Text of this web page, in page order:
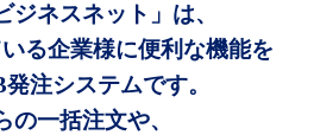
ジネスネット」は、
る企業様に便利な機能を
注システムです。
の一括注文や、